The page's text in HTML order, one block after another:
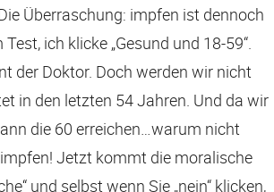
Überraschung: impfen ist dennoch
ich klicke „Gesund und 18-59“.
der Doktor. Doch werden wir nicht
in den letzten 54 Jahren. Und da wir
die 60 erreichen…warum nicht
Jetzt kommt die moralische
und selbst wenn Sie „nein“ klicken,